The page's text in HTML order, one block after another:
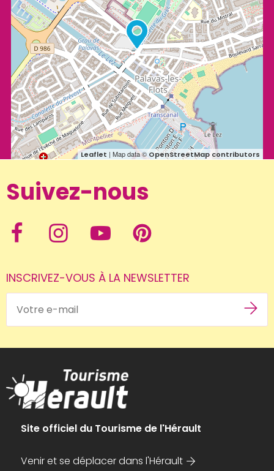
Leaflet | Map data ©OpenStreetMap contributors
Suivez-nous
INSCRIVEZ-VOUS À LA NEWSLETTER
Site officiel du Tourisme de l'Hérault
Venir et se déplacer dans l'Hérault